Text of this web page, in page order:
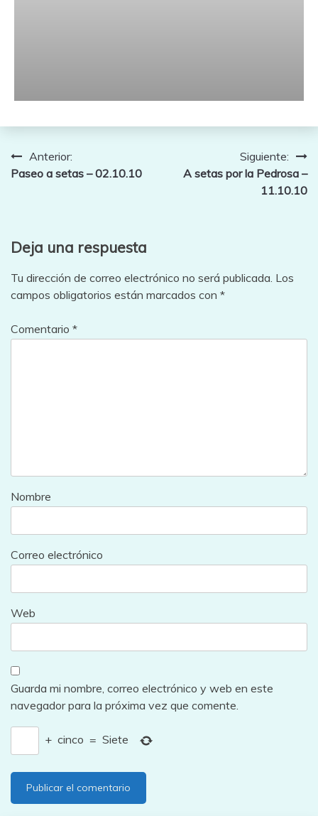
Navegación
Anterior:
Paseo a setas – 02.10.10
Siguiente:
A setas por la Pedrosa –
11.10.10
Deja una respuesta
Tu dirección de correo electrónico no será publicada. Los
campos obligatorios están marcados con *
Comentario *
Nombre
Correo electrónico
Web
Guarda mi nombre, correo electrónico y web en este
navegador para la próxima vez que comente.
+ cinco = Siete